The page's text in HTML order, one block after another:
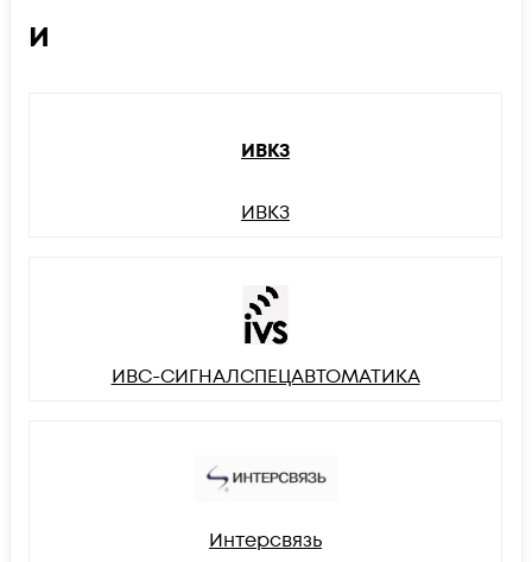
И
ИВКЗ
ИВКЗ
ИВС-СИГНАЛСПЕЦАВТОМАТИКА
Интерсвязь